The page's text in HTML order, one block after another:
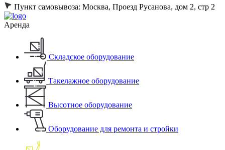
Пункт самовывоза: Москва, Проезд Русанова, дом 2, стр 2
Аренда
Складское оборудование
Такелажное оборудование
Высотное оборудование
Оборудование для ремонта и стройки